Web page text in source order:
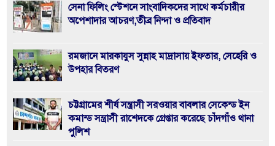
সেনা ফিলিং স্টেশনে সাংবাদিকদের সাথে কর্মচারীর
অপেশাদার আচরণ,তীব্র নিন্দা ও প্রতিবাদ
রমজানে মারকাযুস সুন্নাহ মাদ্রাসায় ইফতার, সেহেরি ও
উপহার বিতরণ
চট্টগ্রামের শীর্ষ সন্ত্রাসী সরওয়ার বাবলার সেকেন্ড ইন
কমান্ড সন্ত্রাসী রাশেদকে গ্রেপ্তার করেছে চাঁদগাঁও থানা
পুলিশ